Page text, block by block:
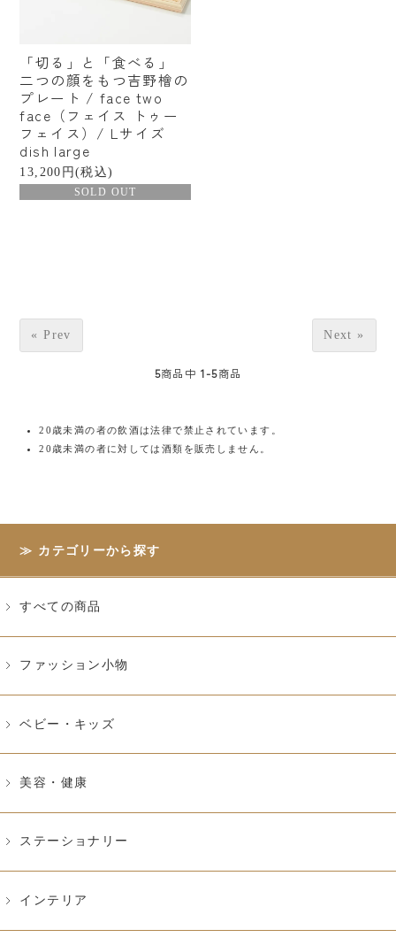
ブランドから探す
ご予算から探す
〜¥1,000
¥1,000〜¥2,999
¥20,000〜
「切る」と「食べる」
二つの顔をもつ吉野檜の
プレート / face two
face（フェイス トゥー
フェイス）/ Lサイズ
dish large
13,200円(税込)
SOLD OUT
« Prev Next »
5商品中 1-5商品
20歳未満の者の飲酒は法律で禁止されています。
20歳未満の者に対しては酒類を販売しません。
カテゴリーから探す
すべての商品
ファッション小物
ベビー・キッズ
美容・健康
ステーショナリー
インテリア